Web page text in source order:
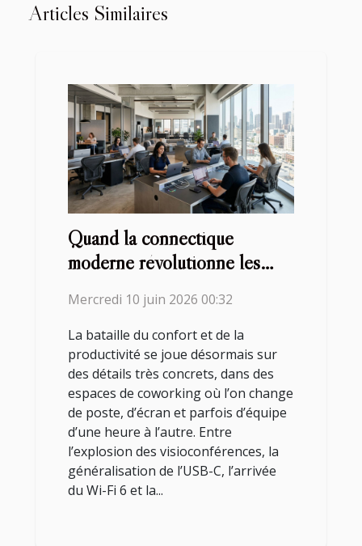
Articles Similaires
Quand la connectique
moderne révolutionne les
Mercredi 10 juin 2026 00:32
La bataille du confort et de la
productivité se joue désormais sur
des détails très concrets, dans des
espaces de coworking où l’on change
de poste, d’écran et parfois d’équipe
d’une heure à l’autre. Entre
l’explosion des visioconférences, la
généralisation de l’USB-C, l’arrivée
du Wi-Fi 6 et la...